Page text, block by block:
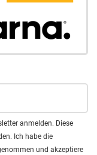
anmelden. Diese
Ich habe die
und akzeptiere